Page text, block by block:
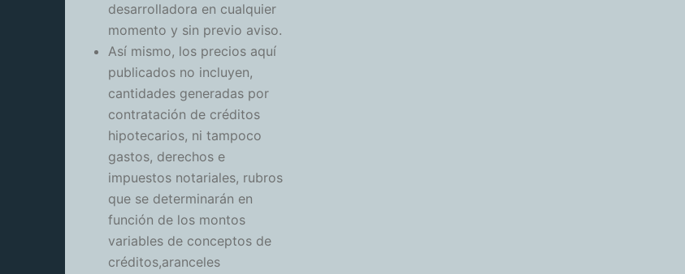
desarrolladora en cualquier
momento y sin previo aviso.
Así mismo, los precios aquí
publicados no incluyen,
cantidades generadas por
contratación de créditos
hipotecarios, ni tampoco
gastos, derechos e
impuestos notariales, rubros
que se determinarán en
función de los montos
variables de conceptos de
créditos,aranceles